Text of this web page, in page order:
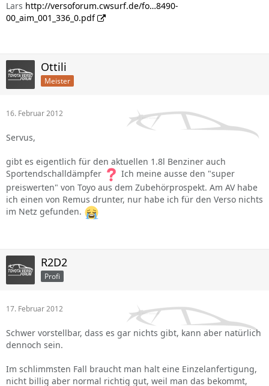
Lars http://versoforum.cwsurf.de/fo…8490-
00_aim_001_336_0.pdf
Ottili
Meister
16. Februar 2012
Servus,
gibt es eigentlich für den aktuellen 1.8l Benziner auch
Sportendschalldämpfer
Ich meine ausse den "super
preiswerten" von Toyo aus dem Zubehörprospekt. Am AV habe
ich einen von Remus drunter, nur habe ich für den Verso nichts
im Netz gefunden.
R2D2
Profi
17. Februar 2012
Schwer vorstellbar, dass es gar nichts gibt, kann aber natürlich
dennoch sein.
Im schlimmsten Fall braucht man halt eine Einzelanfertigung,
nicht billig aber normal richtig gut, weil man das bekommt,